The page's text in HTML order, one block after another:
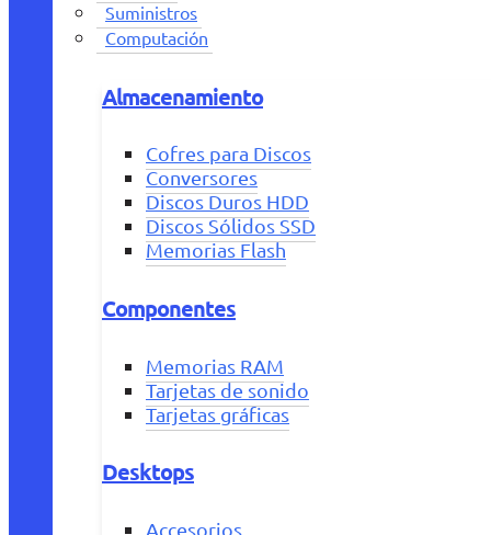
Suministros
Computación
Almacenamiento
Cofres para Discos
Conversores
Discos Duros HDD
Discos Sólidos SSD
Memorias Flash
Componentes
Memorias RAM
Tarjetas de sonido
Tarjetas gráficas
Desktops
Accesorios